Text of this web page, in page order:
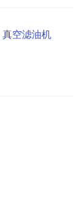
真空滤油机